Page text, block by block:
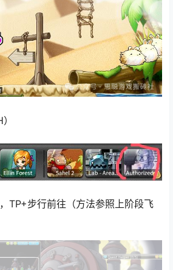
TP+步行前往（方法参照上阶段飞